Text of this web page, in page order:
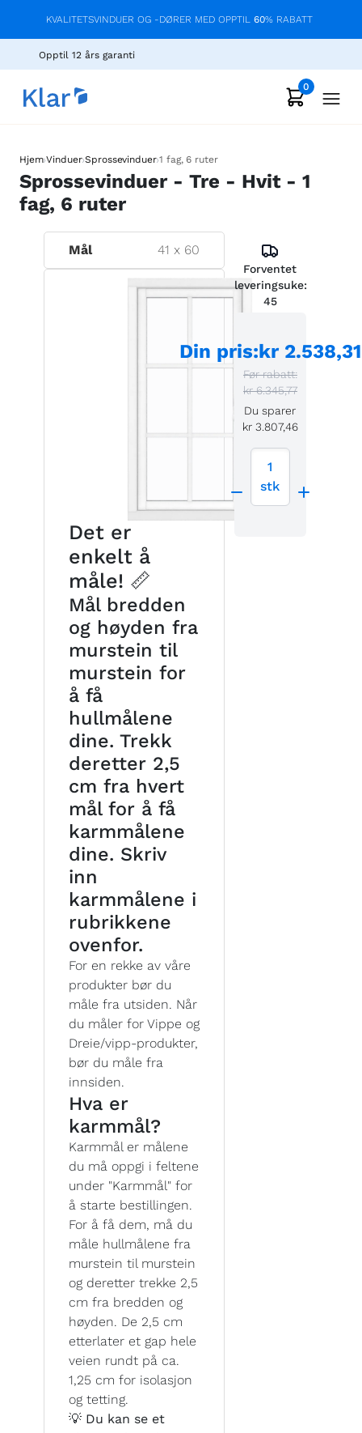
KVALITETSVINDUER OG -DØRER MED OPPTIL 60% RABATT
Opptil 12 års garanti
0
Hjem›Vinduer›Sprossevinduer›1 fag, 6 ruter
Sprossevinduer - Tre - Hvit - 1
fag, 6 ruter
Mål 41 x 60
Det er
enkelt å
måle! 📏
Mål bredden
og høyden fra
murstein til
murstein for
å få
hullmålene
dine. Trekk
deretter 2,5
cm fra hvert
mål for å få
karmmålene
dine. Skriv
inn
karmmålene i
rubrikkene
ovenfor.
For en rekke av våre
produkter bør du
måle fra utsiden. Når
du måler for Vippe og
Dreie/vipp-produkter,
bør du måle fra
innsiden.
Hva er
karmmål?
Karmmål er målene
du må oppgi i feltene
under "Karmmål" for
å starte bestillingen.
For å få dem, må du
måle hullmålene fra
murstein til murstein
og deretter trekke 2,5
cm fra bredden og
høyden. De 2,5 cm
etterlater et gap hele
veien rundt på ca.
1,25 cm for isolasjon
og tetting.
💡 Du kan se et
Forventet
leveringsuke:
45
Din pris:kr 2.538,31
Før rabatt:
kr 6.345,77
Du sparer
kr 3.807,46
1
stk